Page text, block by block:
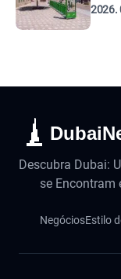
2026.
Descubra Dubai:
se Encontram
NegóciosEstilo